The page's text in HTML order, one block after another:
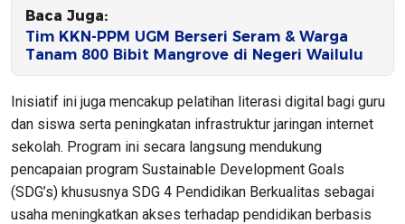
Baca Juga:
Tim KKN-PPM UGM Berseri Seram & Warga
Tanam 800 Bibit Mangrove di Negeri Wailulu
Inisiatif ini juga mencakup pelatihan literasi digital bagi guru
dan siswa serta peningkatan infrastruktur jaringan internet
sekolah. Program ini secara langsung mendukung
pencapaian program Sustainable Development Goals
(SDG’s) khususnya SDG 4 Pendidikan Berkualitas sebagai
usaha meningkatkan akses terhadap pendidikan berbasis